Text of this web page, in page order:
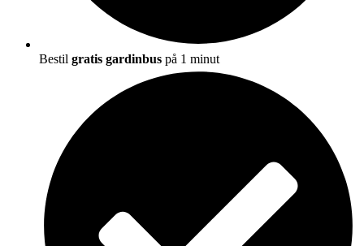
Bestil gratis gardinbus på 1 minut